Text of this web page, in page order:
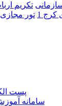
تکریم
1 تور مجازی
پست
سامانه